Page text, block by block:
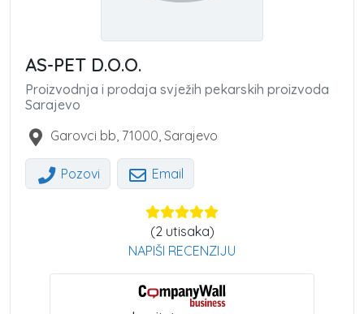
AS-PET D.O.O.
Proizvodnja i prodaja svježih pekarskih proizvoda
Sarajevo
Garovci bb, 71000, Sarajevo
Pozovi Email
(2utisaka)
NAPIŠI RECENZIJU